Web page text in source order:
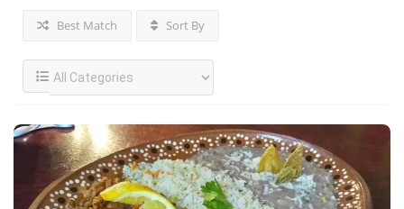
Best Match Sort By